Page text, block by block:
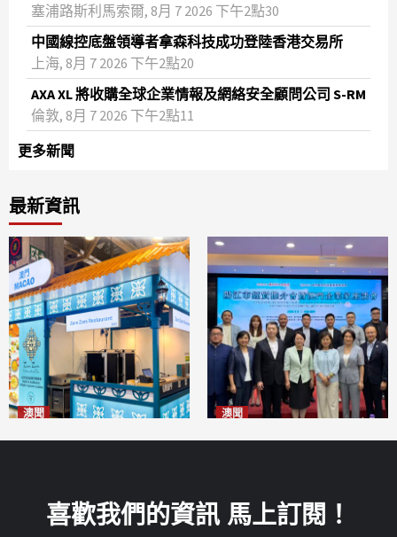
塞浦路斯利馬索爾, 8月 7 2026 下午2點30
中國線控底盤領導者拿森科技成功登陸香港交易所
上海, 8月 7 2026 下午2點20
AXA XL 將收購全球企業情報及網絡安全顧問公司 S-RM
倫敦, 8月 7 2026 下午2點11
更多新聞
最新資訊
澳聞 澳聞
喜歡我們的資訊 馬上訂閱！